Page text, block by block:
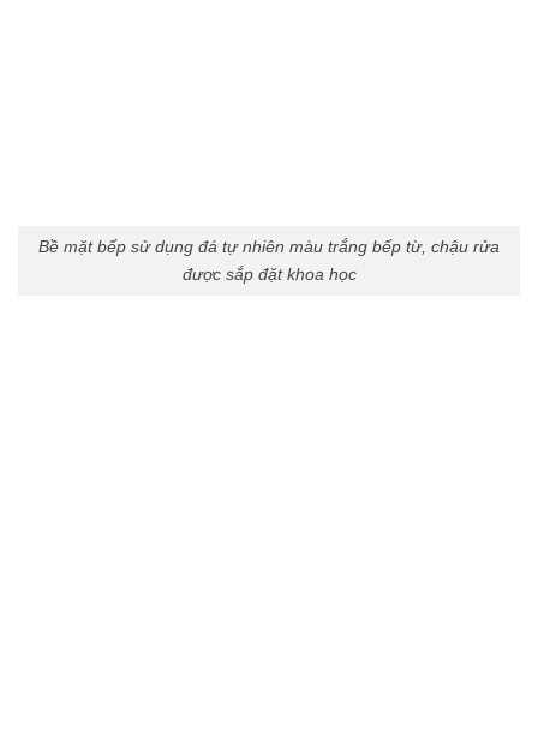
Bề mặt bếp sử dụng đá tự nhiên màu trắng bếp từ, chậu rửa
được sắp đặt khoa học